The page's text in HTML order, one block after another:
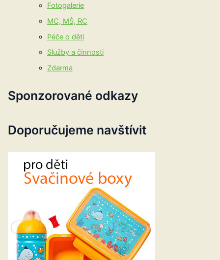
Fotogalerie
MC, MŠ, RC
Péče o děti
Služby a činnosti
Zdarma
Sponzorované odkazy
Doporučujeme navštívit